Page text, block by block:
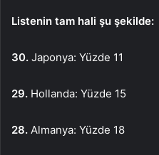
Listenin tam hali şu şekilde:
30. Japonya: Yüzde 11
29. Hollanda: Yüzde 15
28. Almanya: Yüzde 18